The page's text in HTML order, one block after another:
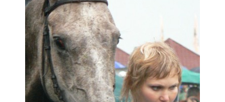
ECOLA EQUESTRIAN
PROBĚHLÉ AKCE
AKCE 2025